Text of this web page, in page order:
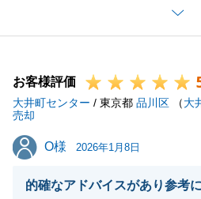
いませ。精一杯サポートさせ
引き続きどうぞ、宜しくお願
閉じる
お客様評価
大井町センター / 東京都 品川区 （大
売却
O様
O様 2026年1月8日
的確なアドバイスがあり参考